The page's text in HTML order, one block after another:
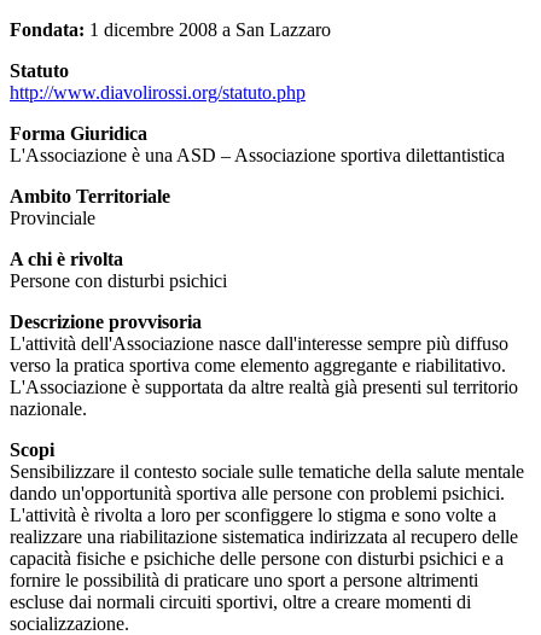
Fondata: 1 dicembre 2008 a San Lazzaro
Statuto
http://www.diavolirossi.org/statuto.php
Forma Giuridica
L'Associazione è una ASD – Associazione sportiva dilettantistica
Ambito Territoriale
Provinciale
A chi è rivolta
Persone con disturbi psichici
Descrizione provvisoria
L'attività dell'Associazione nasce dall'interesse sempre più diffuso
verso la pratica sportiva come elemento aggregante e riabilitativo.
L'Associazione è supportata da altre realtà già presenti sul territorio
nazionale.
Scopi
Sensibilizzare il contesto sociale sulle tematiche della salute mentale
dando un'opportunità sportiva alle persone con problemi psichici.
L'attività è rivolta a loro per sconfiggere lo stigma e sono volte a
realizzare una riabilitazione sistematica indirizzata al recupero delle
capacità fisiche e psichiche delle persone con disturbi psichici e a
fornire le possibilità di praticare uno sport a persone altrimenti
escluse dai normali circuiti sportivi, oltre a creare momenti di
socializzazione.